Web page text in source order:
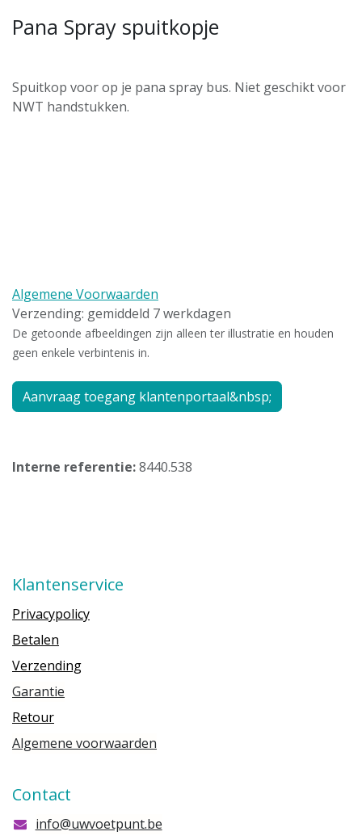
Pana Spray spuitkopje
Spuitkop voor op je pana spray bus. Niet geschikt voor
NWT handstukken.
Algemene Voorwaarden
Verzending: gemiddeld 7 werkdagen
De getoonde afbeeldingen zijn alleen ter illustratie en houden
geen enkele verbintenis in.
Aanvraag toegang klantenportaal&nbsp;
Interne referentie:8440.538
Klantenservice
Privacypolicy
Betalen
Verzending
Garantie
Retour
Algemene voorwaarden
Contact
info@uwvoetpunt.be